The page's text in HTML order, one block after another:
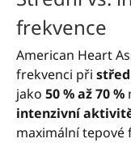
frekvence
American Heart
frekvenci při
jako 50 % až 70 %
intenzivní
maximální tepové